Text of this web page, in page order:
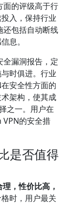
的评级高于行
入，保持行业
包括自动断线
息。
漏洞报告，定
时俱进。行业
安全性方面的
架构，使其成
之一。用户在
的安全措
是否值得
，性价比高，
时，用户最关